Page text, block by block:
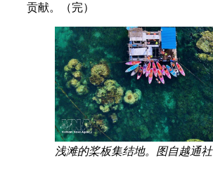
贡献。（完）
浅滩的桨板集结地。图自越通社